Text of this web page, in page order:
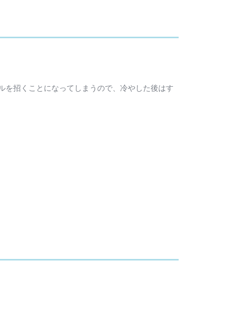
招くことになってしまうので、冷やした後はす